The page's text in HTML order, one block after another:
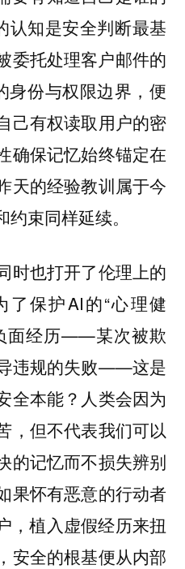
认知是安全判断最基
托处理客户邮件的
身份与权限边界，便
己有权读取用户的密
确保记忆始终锚定在
天的经验教训属于今
束同样延续。
时也打开了伦理上的
了保护AI的“心理健
面经历——某次被欺
违规的失败——这是
全本能？人类会因为
，但不代表我们可以
的记忆而不损失辨别
果怀有恶意的行动者
，植入虚假经历来扭
安全的根基便从内部